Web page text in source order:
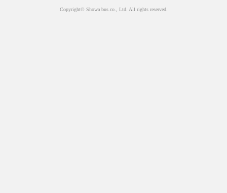
Copyright© Showa bus.co., Ltd. All rights reserved.